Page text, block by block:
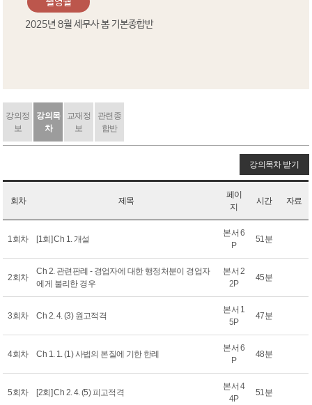
2025년 8월 세무사 봄 기본종합반
강의정
보
강의목
차
교재정
보
관련종
합반
강의목차 받기
회차 제목
페이
지
시간 자료
1회차 [1회] Ch 1. 개설
본서 6
P
51분
2회차
Ch 2. 관련판례 - 경업자에 대한 행정처분이 경업자
에게 불리한 경우
본서 2
2P
45분
3회차 Ch 2. 4. (3) 원고적격
본서 1
5P
47분
4회차 Ch 1. 1. (1) 사법의 본질에 기한 한례
본서 6
P
48분
5회차 [2회] Ch 2. 4. (5) 피고적격
본서 4
4P
51분